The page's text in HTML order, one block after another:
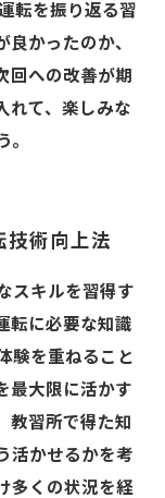
転を振り返る習
かったのか、
回への改善が期
れて、楽しみな
技術向上法
スキルを習得す
転に必要な知識
験を重ねること
最大限に活かす
教習所で得た知
活かせるかを考
多くの状況を経